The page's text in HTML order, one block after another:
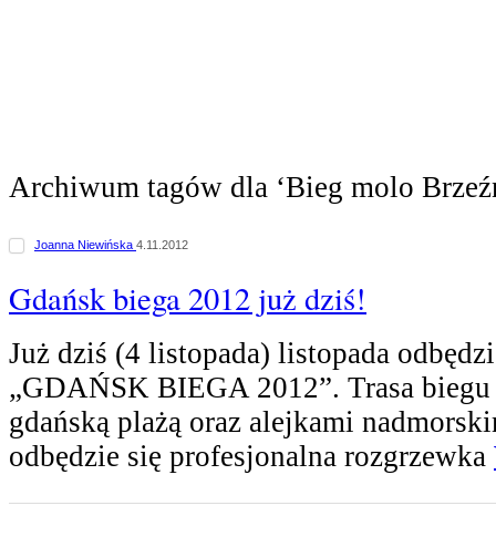
Archiwum tagów dla ‘Bieg molo
Joanna Niewińska 4.11.2012
Gdańsk biega 2012 już dziś!
Już dziś (4 listopada) listopada
„GDAŃSK BIEGA 2012”. Trasa biegu
gdańską plażą oraz alejkami
odbędzie się profesjonalna rozgrzewka